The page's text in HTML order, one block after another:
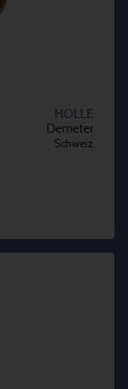
HOLLE
Demeter
Schweiz